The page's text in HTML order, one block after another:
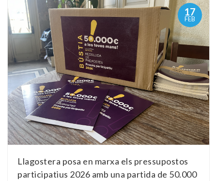
17
FEB
Llagostera posa en marxa els pressupostos
participatius 2026 amb una partida de 50.000